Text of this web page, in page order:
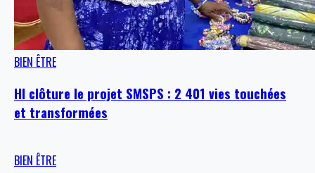
BIEN ÊTRE
HI clôture le projet SMSPS : 2 401 vies touchées
et transformées
BIEN ÊTRE